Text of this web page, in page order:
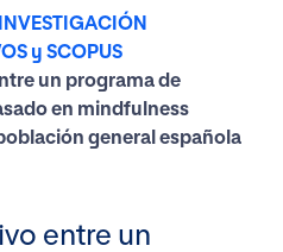
y SCOPUS
un programa de
en mindfulness
general española
entre un